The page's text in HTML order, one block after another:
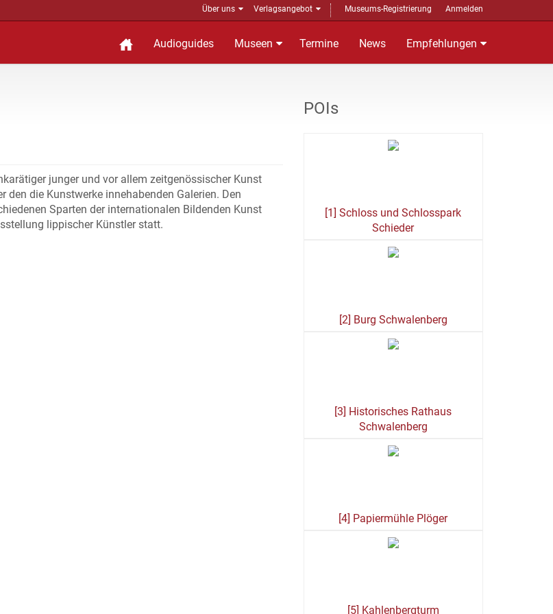
Über uns Verlagsangebot Museums-Registrierung Anmelden
Audioguides Museen Termine News Empfehlungen
junger und vor allem zeitgenössischer Kunst
die Kunstwerke innehabenden Galerien. Den
Sparten der internationalen Bildenden Kunst
lippischer Künstler statt.
POIs
[1] Schloss und Schlosspark
Schieder
[2] Burg Schwalenberg
[3] Historisches Rathaus
Schwalenberg
[4] Papiermühle Plöger
[5] Kahlenbergturm